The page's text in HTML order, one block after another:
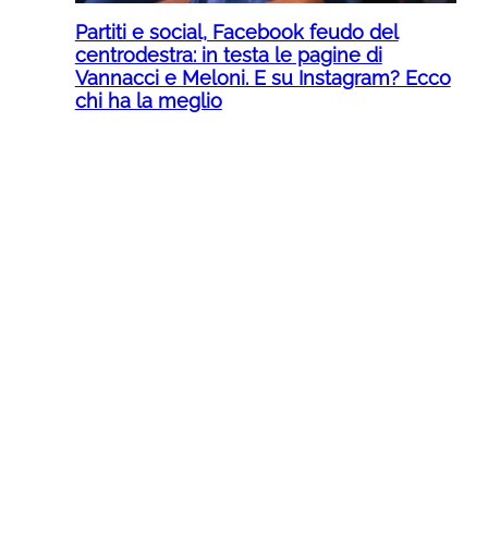
Partiti e social, Facebook feudo del
centrodestra: in testa le pagine di
Vannacci e Meloni. E su Instagram? Ecco
chi ha la meglio